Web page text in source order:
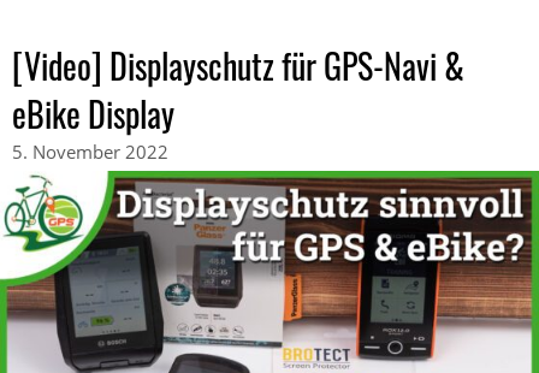
[Video] Displayschutz für GPS-Navi &
eBike Display
5. November 2022